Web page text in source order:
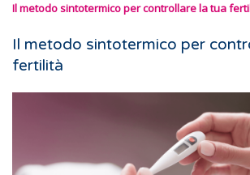
Il metodo sintotermico per controllare la tua
Il metodo sintotermico per
fertilità